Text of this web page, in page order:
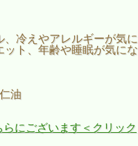
冷えやアレルギーが気に
ト、年齢や睡眠が気にな
にございます＜クリック